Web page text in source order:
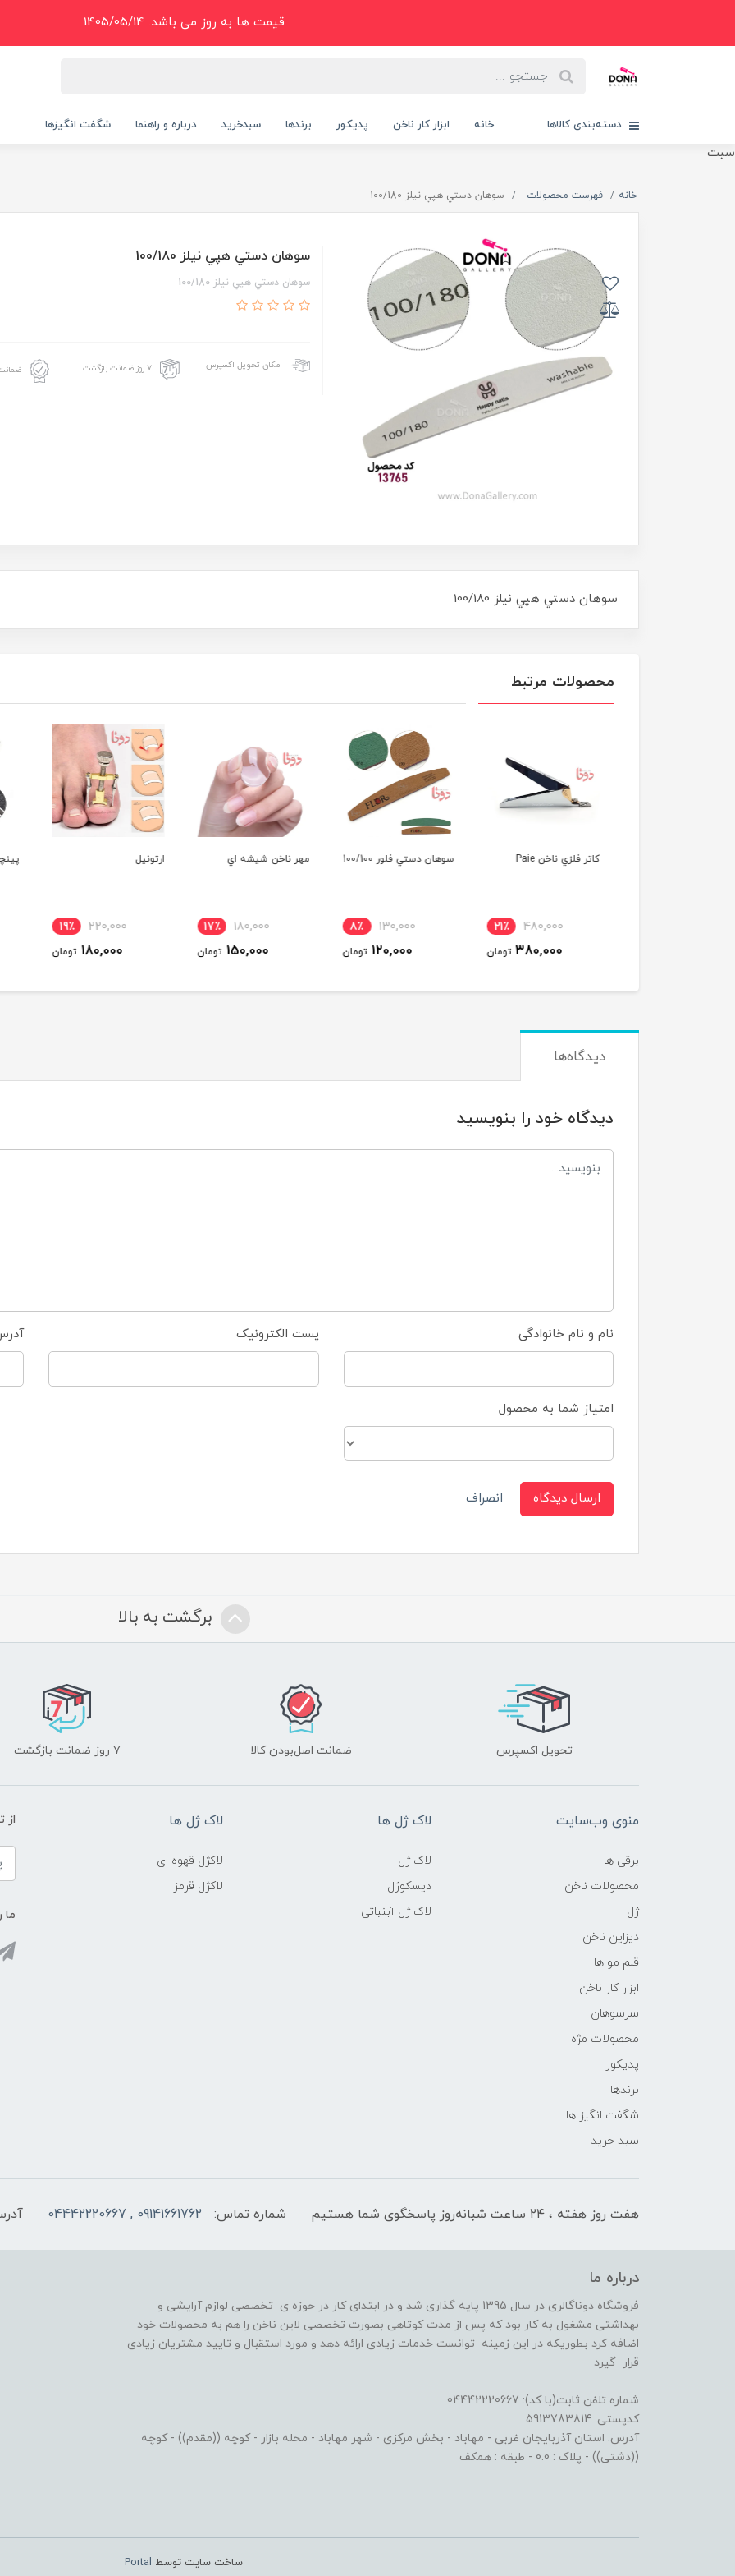
سبت
قیمت ها به روز می باشد. 1405/05/14
دسته‌بندی کالاها خانه ابزار کار ناخن پدیکور برندها سبدخرید درباره و راهنما شگفت انگیزها
خانه فهرست محصولات سوهان دستي هپي نيلز 100/180
سوهان دستي هپي نيلز 100/180
سوهان دستي هپي نيلز 100/180
امکان تحویل اکسپرس ۷ روز ضمانت بازگشت
سوهان دستي هپي نيلز 100/180
محصولات مرتبط
کاتر فلزي ناخن Paie
480,000 21٪
380,000 تومان
سوهان دستي فلور 100/100
130,000 8٪
120,000 تومان
مهر ناخن شيشه اي
180,000 17٪
150,000 تومان
ارتونيل
220,000 19٪
180,000 تومان
دیدگاه‌ها
دیدگاه خود را بنویسید
نام و نام خانوادگی پست الکترونیک
امتیاز شما به محصول
ارسال دیدگاه انصراف
برگشت به بالا
تحویل اکسپرس ضمانت اصل‌بودن کالا ۷ روز ضمانت بازگشت
منوی وب‌سایت
برقی ها
محصولات ناخن
ژل
دیزاین ناخن
قلم مو ها
ابزار کار ناخن
سرسوهان
محصولات مژه
پدیکور
برندها
شگفت انگیز ها
سبد خرید
لاک ژل ها
لاک ژل
دیسکوژل
لاک ژل آبنباتی
لاک ژل ها
لاکژل قهوه ای
لاکژل قرمز
از
ما
هفت روز هفته ، ۲۴ ساعت شبانه‌روز پاسخگوی شما هستیم شماره تماس: 09141661762 , 04442220667
درباره ما
فروشگاه دوناگالری در سال 1395 پایه گذاری شد و در ابتدای کار در حوزه ی تخصصی لوازم آرایشی و
بهداشتی مشغول به کار بود که پس از مدت کوتاهی بصورت تخصصی لاین ناخن را هم به محصولات خود
اضافه کرد بطوریکه در این زمینه توانست خدمات زیادی ارائه دهد و مورد استقبال و تایید مشتریان زیادی
قرار گیرد
شماره تلفن ثابت(با کد): 04442220667
کدپستی: 5913783814
آدرس: استان آذربایجان غربی - مهاباد - بخش مرکزی - شهر مهاباد - محله بازار - کوچه ((مقدم)) - کوچه
((دشتی)) - پلاک : 0.0 - طبقه : همکف
ساخت سایت توسط Portal